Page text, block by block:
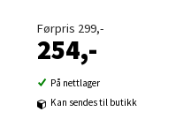
Førpris 299,-
254,-
På nettlager
Kan sendes til butikk
Ski Storsenter,
Åpent i dag 10-19